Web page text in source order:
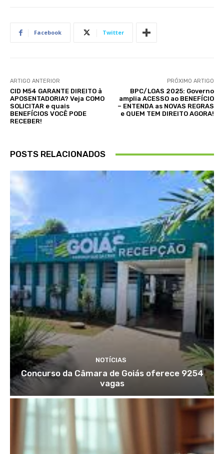
Facebook Twitter
ARTIGO ANTERIOR
CID M54 GARANTE DIREITO à
APOSENTADORIA? Veja COMO
SOLICITAR e quais
BENEFÍCIOS VOCÊ PODE
RECEBER!
PRÓXIMO ARTIGO
BPC/LOAS 2025: Governo
amplia ACESSO ao BENEFÍCIO
– ENTENDA as NOVAS REGRAS
e QUEM TEM DIREITO AGORA!
POSTS RELACIONADOS
NOTÍCIAS
Concurso da Câmara de Goiás oferece 9254
vagas